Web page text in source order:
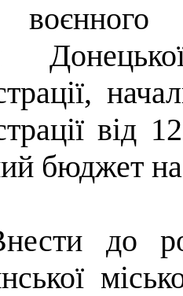
воєнного
бюджет
до